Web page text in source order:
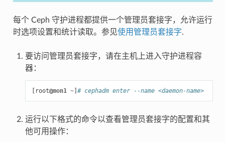
每个 Ceph 守护进程都提供一个管理员套接字，允许运行
时选项设置和统计读取。参见使用管理员套接字.
要访问管理员套接字，请在主机上进入守护进程容
器：
[ root@mon1 ~] # cephadm enter --name <daemon-name>
运行以下格式的命令以查看管理员套接字的配置和其
他可用操作：